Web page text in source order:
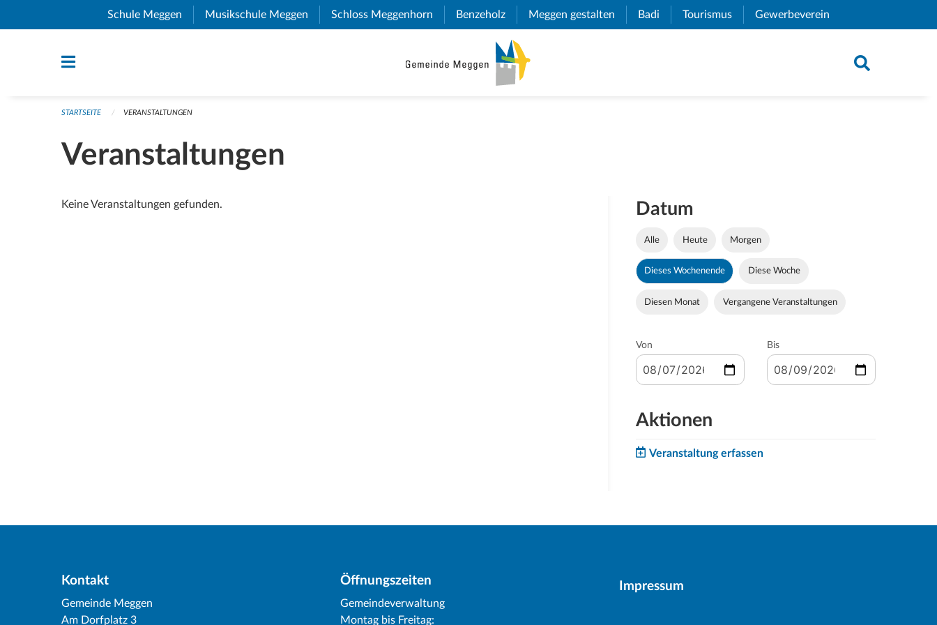
Navigation überspringen
Schule Meggen (External Link)
Musikschule Meggen (External Link)
Schloss Meggenhorn (External Link)
Benzeholz (External Link)
Meggen gestalten (External Link)
Badi (External Link)
Tourismus (External Link)
Gewerbeverein
STARTSEITE VERANSTALTUNGEN
Veranstaltungen
Keine Veranstaltungen gefunden. Datum
Alle Heute Morgen
Dieses Wochenende Diese Woche
Diesen Monat Vergangene Veranstaltungen
Von Bis
Aktionen
Veranstaltung erfassen
Kontakt
Gemeinde Meggen
Am Dorfplatz 3
Öffnungszeiten
Gemeindeverwaltung
Montag bis Freitag:
Impressum